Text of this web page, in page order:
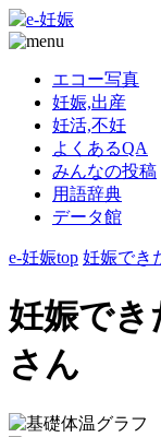
エコー写真
妊娠,出産
妊活,不妊
よくあるQA
みんなの投稿
用語辞典
データ館
e-妊娠top 妊娠でき
妊娠でき
さん